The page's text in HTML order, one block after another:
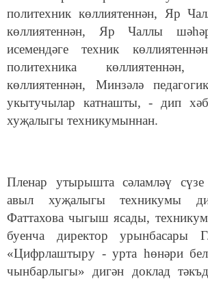
политехник көллиятеннән, Яр
көллиятеннән, Яр Чаллы
исемендәге техник
политехника
көллиятеннән, Минзәлә
укытучылар катнашты, - дип
хуҗалыгы техникумыннан.
Пленар утырышта сәламләү
авыл хуҗалыгы техникумы
Фаттахова чыгыш ясады,
буенча директор
«Цифрлаштыру - урта һөнәри
чынбарлыгы» дигән доклад